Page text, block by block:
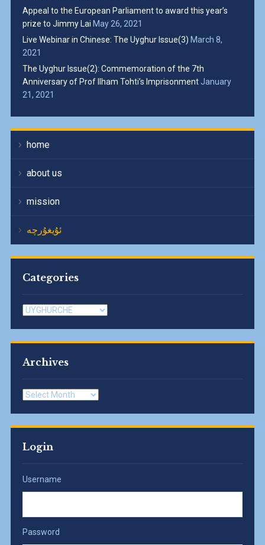
Appeal to the European Parliament to award this year’s
prize to Jimmy Lai May 26, 2021
Live Webinar in Chinese: The Uyghur Issue(3) March 8,
2021
The Uyghur Issue(2): Commemoration of the 7th
Anniversary of Prof Ilham Tohti’s Imprisonment January
21, 2021
home
about us
mission
ئۇيغۇرچە
Categories
Categories
Archives
Archives
Login
Username
Password